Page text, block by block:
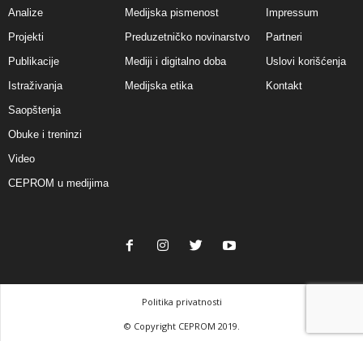
Analize
Projekti
Publikacije
Istraživanja
Saopštenja
Obuke i treninzi
Video
CEPROM u medijima
Medijska pismenost
Preduzetničko novinarstvo
Mediji i digitalno doba
Medijska etika
Impressum
Partneri
Uslovi korišćenja
Kontakt
Politika privatnosti
© Copyright CEPROM 2019.